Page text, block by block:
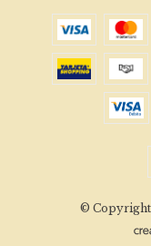
© Copyright